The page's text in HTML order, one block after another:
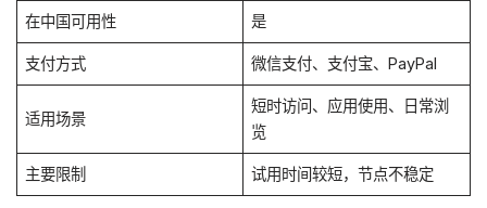
在中国可用性 是
支付方式 微信支付、支付宝、PayPal
适用场景
短时访问、应用使用、日常浏
览
主要限制 试用时间较短，节点不稳定